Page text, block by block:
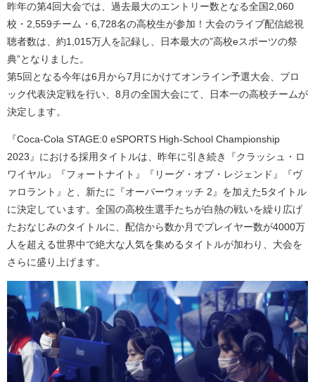
昨年の第4回大会では、過去最大のエントリー数となる全国2,060
校・2,559チーム・6,728名の高校生が参加！大会のライブ配信総視
聴者数は、約1,015万人を記録し、日本最大の”高校eスポーツの祭
典”となりました。
第5回となる今年は6月から7月にかけてオンライン予選大会、ブロ
ック代表決定戦を行い、8月の全国大会にて、日本一の高校チームが
決定します。
『Coca-Cola STAGE:0 eSPORTS High-School Championship
2023』における採用タイトルは、昨年に引き続き『クラッシュ・ロ
ワイヤル』『フォートナイト』『リーグ・オブ・レジェンド』『ヴ
ァロラント』と、新たに『オーバーウォッチ 2』を加えた5タイトル
に決定しています。全国の高校生選手たちが白熱の戦いを繰り広げ
たおなじみのタイトルに、配信から数か月でプレイヤー数が4000万
人を超える世界中で絶大な人気を集めるタイトルが加わり、大会を
さらに盛り上げます。